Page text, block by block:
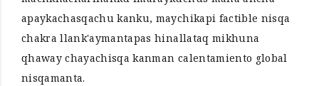
apaykachasqachu kanku, maychikapi factible nisqa
chakra llank'aymantapas hinallataq mikhuna
qhaway chayachisqa kanman calentamiento global
nisqamanta.